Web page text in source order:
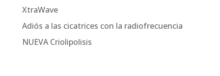
XtraWave
Adiós a las cicatrices con la radiofrecuencia
NUEVA Criolipolisis